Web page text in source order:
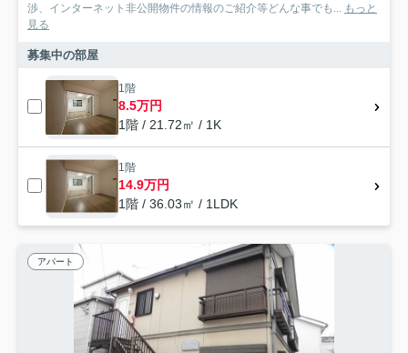
渉、インターネット非公開物件の情報のご紹介等どんな事でも...
もっと
見る
募集中の部屋
1階
8.5万円
1階 / 21.72㎡ / 1K
1階
14.9万円
1階 / 36.03㎡ / 1LDK
アパート